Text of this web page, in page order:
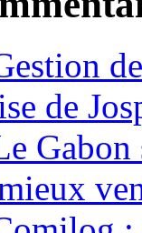
de
Gabon